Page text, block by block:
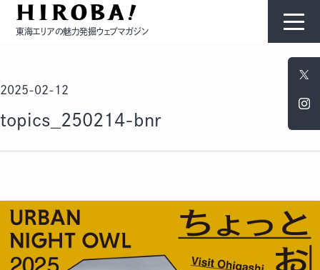
東海エリアの魅力発掘ウェブマガジン
コンテンツ
ひと
2025-02-12
topics_250214-bnr